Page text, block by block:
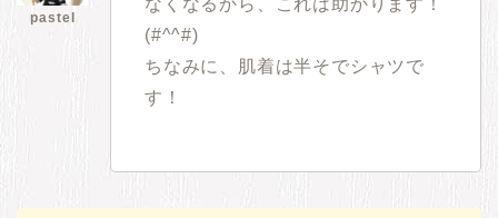
(#^^#)
ちなみに、肌着は半そでシャツで
す！